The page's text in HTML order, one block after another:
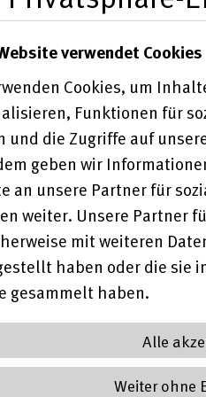
für das
und für die
und Wahlrecht der
zum Download zur
EV/BBB auf der
Die neuen Regelungen
verwendet Cookies
Cookies, um
Funktionen für
und die Zugriffe auf
geben wir
an unsere Partner für
weiter. Unsere Partner
mit weiteren
haben oder die sie
gesammelt haben.
Alle
Weiter ohne